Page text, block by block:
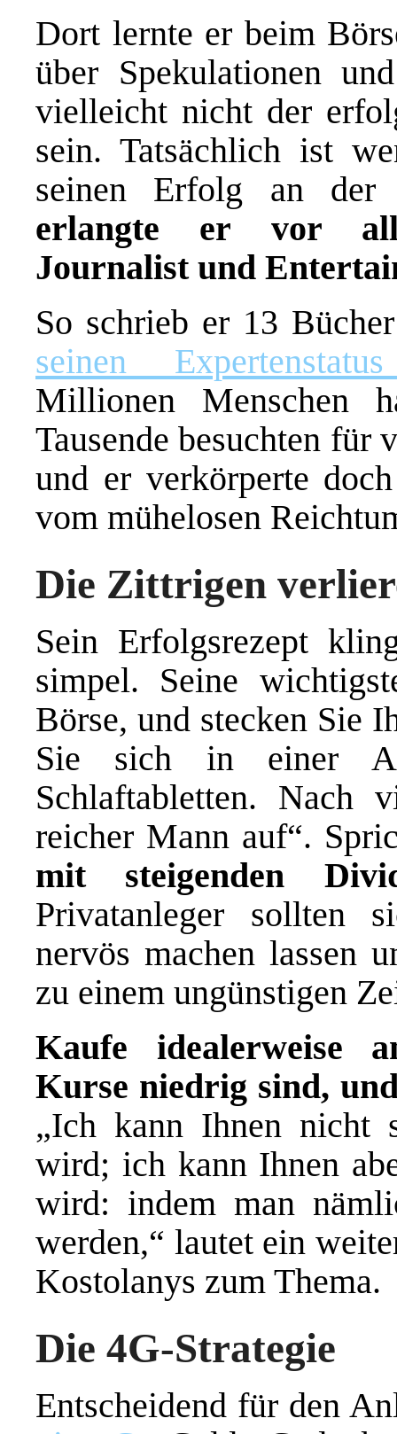
Dort lernte er beim
über Spekulationen
vielleicht nicht der
sein. Tatsächlich ist
seinen Erfolg an
erlangte er vor
Journalist und
So schrieb er 13
seinen
Millionen Menschen
Tausende besuchten für
und er verkörperte
vom mühelosen
Die Zittrigen
Sein Erfolgsrezept
simpel. Seine
Börse, und stecken Sie
Sie sich in einer
Schlaftabletten. Nach
reicher Mann auf“.
mit steigenden
Privatanleger sollten
nervös machen lassen
zu einem ungünstigen
Kaufe idealerweise
Kurse niedrig sind,
„Ich kann Ihnen nicht
wird; ich kann Ihnen
wird: indem man
werden,“ lautet ein
Kostolanys zum Thema.
Die 4G-Strategie
Entscheidend für den